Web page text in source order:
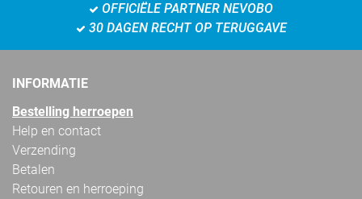
OFFICIËLE PARTNER NEVOBO
30 DAGEN RECHT OP TERUGGAVE
INFORMATIE
Bestelling herroepen
Help en contact
Verzending
Betalen
Retouren en herroeping